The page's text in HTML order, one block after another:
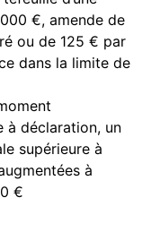
€, amende de
ou de 125 € par
dans la limite de
à déclaration, un
supérieure à
à
€